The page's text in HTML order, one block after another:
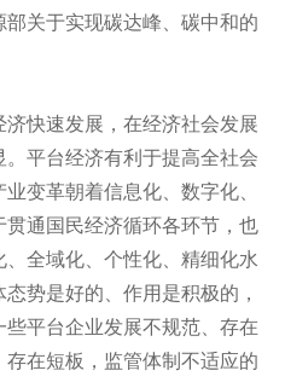
关于实现碳达峰、碳中和的
快速发展，在经济社会发展
平台经济有利于提高全社会
变革朝着信息化、数字化、
通国民经济循环各环节，也
全域化、个性化、精细化水
势是好的、作用是积极的，
平台企业发展不规范、存在
在短板，监管体制不适应的